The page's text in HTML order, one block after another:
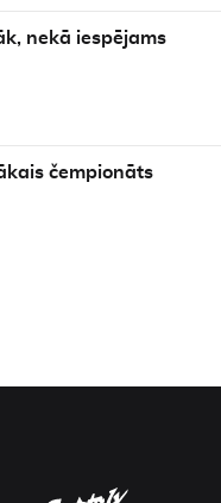
nekā iespējams
čempionāts